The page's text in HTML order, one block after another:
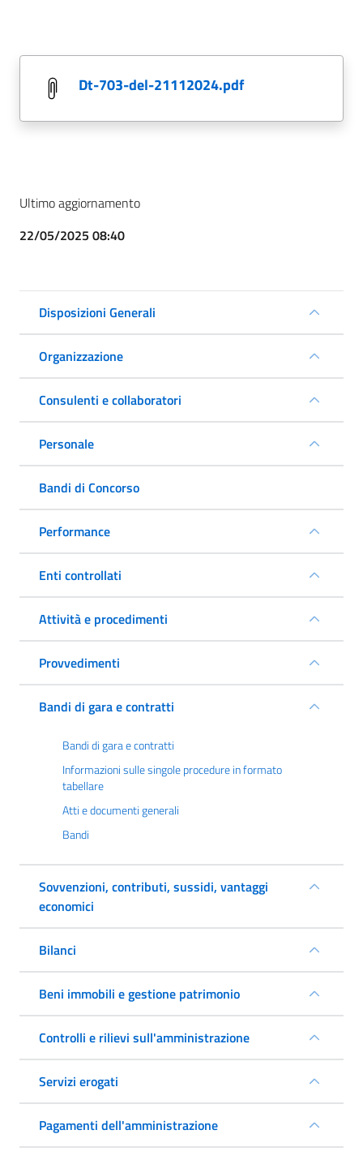
dt-703-del-21112024.pdf
Ultimo aggiornamento
22/05/2025 08:40
Disposizioni Generali
Organizzazione
Consulenti e collaboratori
Personale
Bandi di Concorso
Performance
Enti controllati
Attività e procedimenti
Provvedimenti
Bandi di gara e contratti
Bandi di gara e contratti
Informazioni sulle singole procedure in formato
tabellare
Atti e documenti generali
Bandi
Sovvenzioni, contributi, sussidi, vantaggi
economici
Bilanci
Beni immobili e gestione patrimonio
Controlli e rilievi sull'amministrazione
Servizi erogati
Pagamenti dell'amministrazione